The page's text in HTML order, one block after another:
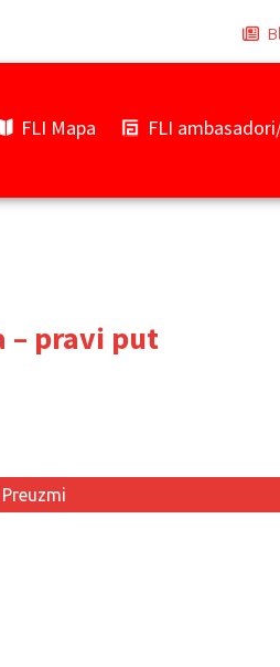
FLI Mapa FLI
– pravi put
Preuzmi